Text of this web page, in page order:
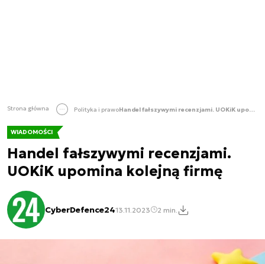
Strona główna Polityka i prawo Handel fałszywymi recenzjami. UOKiK upomina kolejną firmę
WIADOMOŚCI
Handel fałszywymi recenzjami.
UOKiK upomina kolejną firmę
CyberDefence2413.11.2023 2 min.